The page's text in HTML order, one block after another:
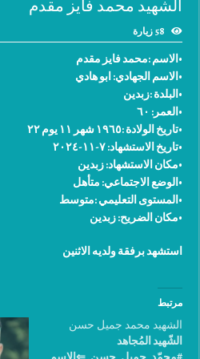
الشهيد محمد فايز مقدم
58 زيارة
•الاسم :محمد فايز مقدم
•الاسم الجهادي: ابو هادي
•البلدة :زبدين
•العمر: ٦٠
•تاريخ الولادة :١٩٦٥ شهر ١١ يوم ٢٢
•تاريخ الاستشهاد: ٧-١١-٢٠٢٤
•مكان الاستشهاد: زبدين
•الوضع الاجتماعي: متأهل
•المستوى التعليمي :متوسط
•مكان الضريح: زبدين
استشهد برفقة ولديه الاثنين
مرتبط
الشهيد محمد جميل حسن
الشّهيد المُجاهد